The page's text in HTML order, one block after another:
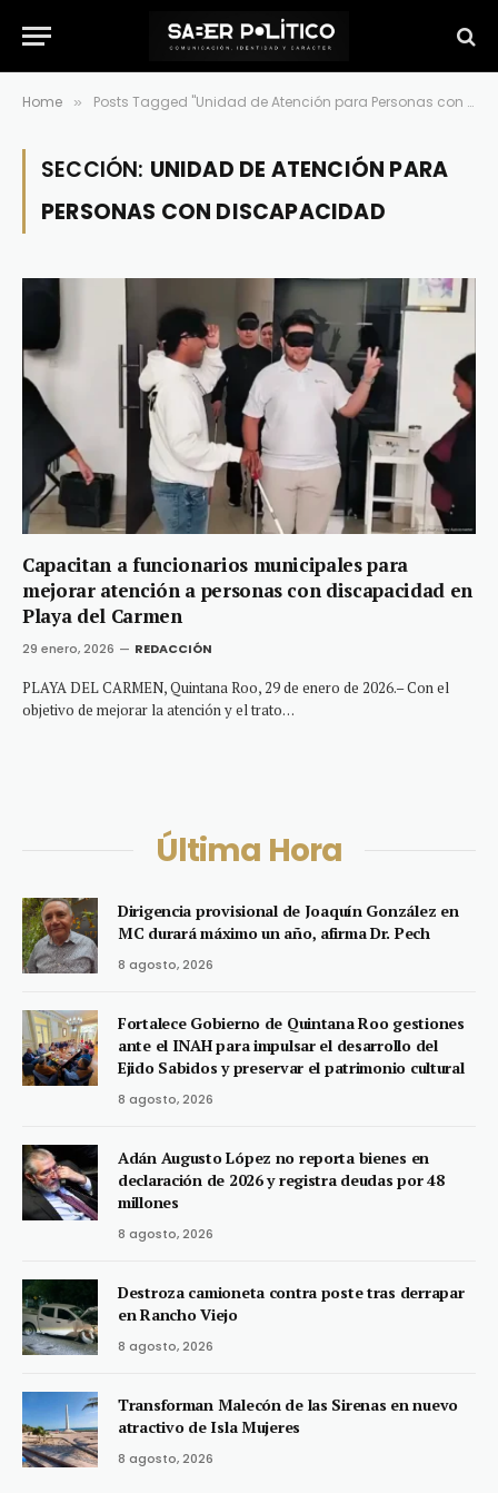
Home » Posts Tagged "Unidad de Atención para Personas con Discapacidad"
SECCIÓN: UNIDAD DE ATENCIÓN PARA
PERSONAS CON DISCAPACIDAD
Capacitan a funcionarios municipales para
mejorar atención a personas con discapacidad en
Playa del Carmen
29 enero, 2026 REDACCIÓN
PLAYA DEL CARMEN, Quintana Roo, 29 de enero de 2026.– Con el
objetivo de mejorar la atención y el trato…
Última Hora
Dirigencia provisional de Joaquín González en
MC durará máximo un año, afirma Dr. Pech
8 agosto, 2026
Fortalece Gobierno de Quintana Roo gestiones
ante el INAH para impulsar el desarrollo del
Ejido Sabidos y preservar el patrimonio cultural
8 agosto, 2026
Adán Augusto López no reporta bienes en
declaración de 2026 y registra deudas por 48
millones
8 agosto, 2026
Destroza camioneta contra poste tras derrapar
en Rancho Viejo
8 agosto, 2026
Transforman Malecón de las Sirenas en nuevo
atractivo de Isla Mujeres
8 agosto, 2026